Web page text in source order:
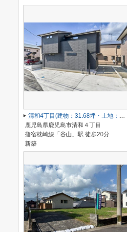
清和4丁目(建物：31.68坪・土地：55.26坪) 新築住宅
鹿児島県鹿児島市清和４丁目
指宿枕崎線「谷山」駅 徒歩20分
新築